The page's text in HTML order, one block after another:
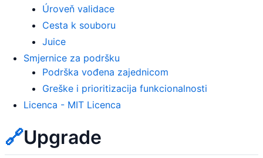
Úroveň validace
Cesta k souboru
Juice
Smjernice za podršku
Podrška vođena zajednicom
Greške i prioritizacija funkcionalnosti
Licenca - MIT Licenca
🔗Upgrade